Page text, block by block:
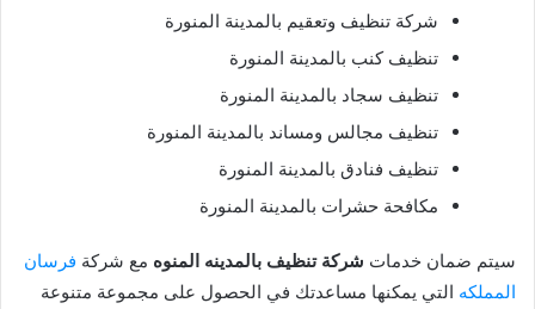
شركة تنظيف وتعقيم بالمدينة المنورة
تنظيف كنب بالمدينة المنورة
تنظيف سجاد بالمدينة المنورة
تنظيف مجالس ومساند بالمدينة المنورة
تنظيف فنادق بالمدينة المنورة
مكافحة حشرات بالمدينة المنورة
سيتم ضمان خدمات شركة تنظيف بالمدينه المنوه مع شركة فرسان
المملكه التي يمكنها مساعدتك في الحصول على مجموعة متنوعة